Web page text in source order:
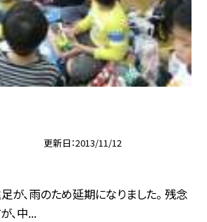
更新日 2013/11/12
が、雨のため延期になりました。 残念
、中...